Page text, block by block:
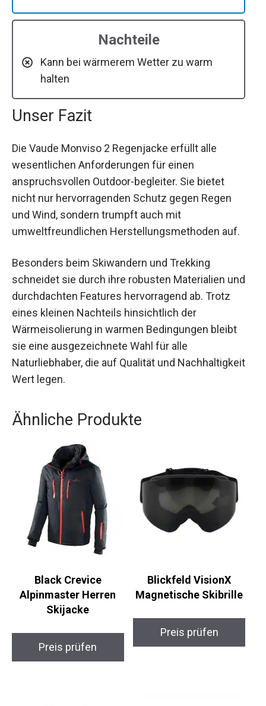
Nachteile
Kann bei wärmerem Wetter zu warm
halten
Unser Fazit
Die Vaude Monviso 2 Regenjacke erfüllt alle
wesentlichen Anforderungen für einen
anspruchsvollen Outdoor-begleiter. Sie bietet
nicht nur hervorragenden Schutz gegen Regen
und Wind, sondern trumpft auch mit
umweltfreundlichen Herstellungsmethoden auf.
Besonders beim Skiwandern und Trekking
schneidet sie durch ihre robusten Materialien und
durchdachten Features hervorragend ab. Trotz
eines kleinen Nachteils hinsichtlich der
Wärmeisolierung in warmen Bedingungen bleibt
sie eine ausgezeichnete Wahl für alle
Naturliebhaber, die auf Qualität und Nachhaltigkeit
Wert legen.
Ähnliche Produkte
Black Crevice
Alpinmaster Herren
Skijacke
Preis prüfen
Blickfeld VisionX
Magnetische Skibrille
Preis prüfen